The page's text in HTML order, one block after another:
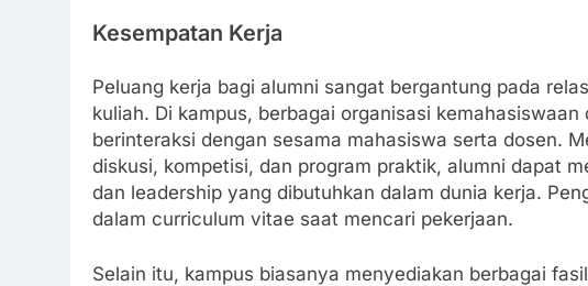
Kesempatan Kerja
Peluang kerja bagi alumni sangat bergantung pada
kuliah. Di kampus, berbagai organisasi
berinteraksi dengan sesama mahasiswa serta dosen.
diskusi, kompetisi, dan program praktik, alumni dapat
dan leadership yang dibutuhkan dalam dunia kerja.
dalam curriculum vitae saat mencari pekerjaan.
Selain itu, kampus biasanya menyediakan berbagai